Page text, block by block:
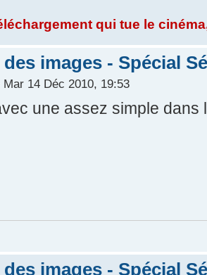
qui tue le
images - Spécial
14 Déc 2010, 19:53
une assez simple dans
images - Spécial